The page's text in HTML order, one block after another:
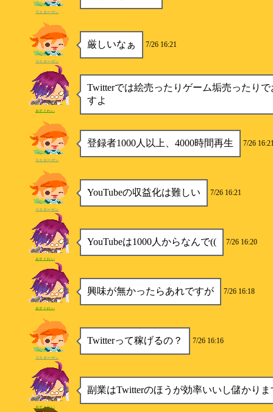
ラスターザン
厳しいなぁ 7/26 16:21
ラスターザン
Twitterでは絵売ったりゲーム垢売ったり
すよ
あすとれい
登録者1000人以上、4000時間再生 7/26
ラスターザン
YouTubeの収益化は難しい 7/26 16:21
ラスターザン
YouTubeは1000人からなんで(( 7/26 16:20
あすとれい
興味が無かったらあれですが 7/26 16:18
あすとれい
Twitterって稼げるの？ 7/26 16:16
ラスターザン
副業はTwitterのほうが効率いいし儲かり
あすとれい